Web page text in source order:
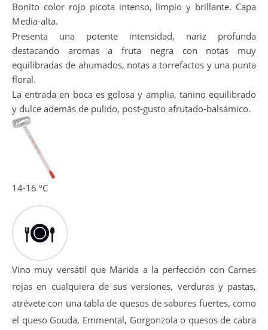
Bonito color rojo picota intenso, limpio y brillante. Capa
Media-alta.
Presenta una potente intensidad, nariz profunda
destacando aromas a fruta negra con notas muy
equilibradas de ahumados, notas a torrefactos y una punta
floral.
La entrada en boca es golosa y amplia, tanino equilibrado
y dulce además de pulido, post-gusto afrutado-balsámico.
14-16 ºC
Vino muy versátil que Marida a la perfección con Carnes
rojas en cualquiera de sus versiones, verduras y pastas,
atrévete con una tabla de quesos de sabores fuertes, como
el queso Gouda, Emmental, Gorgonzola o quesos de cabra